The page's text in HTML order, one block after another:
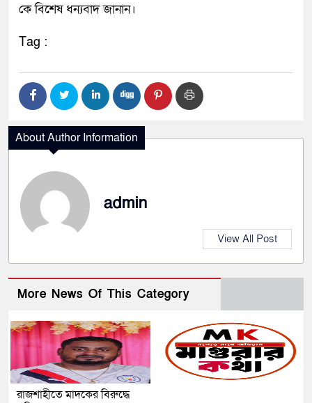
কে বিশেষ ধন্যবাদ জানান।
Tag :
About Author Information
admin
View All Post
More News Of This Category
রাজশাহীতে মাদকের বিরুদ্ধে